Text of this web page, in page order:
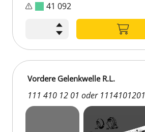
D 41 092
Vordere Gelenkwelle R.L.
111 410 12 01 oder 1114101201